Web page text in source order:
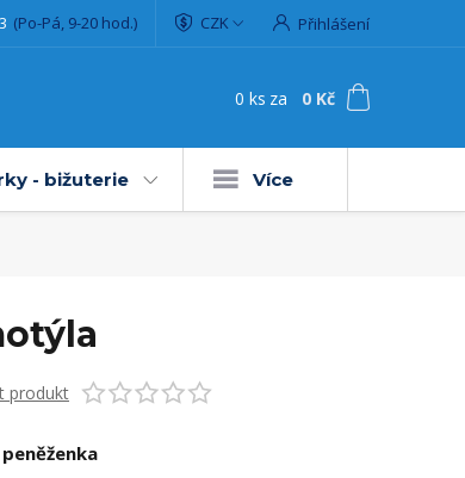
CZK Přihlášení
(Po-Pá, 9-20 hod.)
0 ks za 0 Kč
- bižuterie Více
produkt